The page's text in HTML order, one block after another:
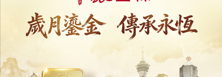
特朗普貼AI「空氣過濾牆」嘲諷加拿大
再以野火煙霧威脅加關稅
28/07/2026 41680